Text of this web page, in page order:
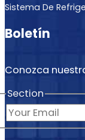
Sistema De
Boletín
Conozca
Section